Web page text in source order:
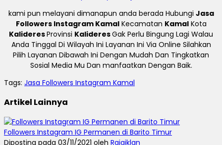
kami pun melayani dimanapun anda berada Hubungi Jasa
Followers Instagram KamalKecamatan KamalKota
KalideresProvinsi KalideresGak Perlu Bingung Lagi Walau
Anda Tinggal Di Wilayah Ini Layanan Ini Via Online Silahkan
Pilih Layanan Dibawah Ini Dengan Mudah Dan Tingkatkan
Sosial Media Mu Dan manfaatkan Dengan Baik.
Tags: Jasa Followers Instagram Kamal
Artikel Lainnya
Followers Instagram IG Permanen di Barito Timur
Diposting pada 03/11/2021 oleh Rajaiklan